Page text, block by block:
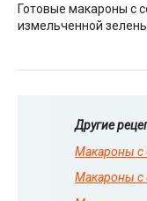
Готовые макароны с
измельченной
Другие
Макароны с
Макароны с